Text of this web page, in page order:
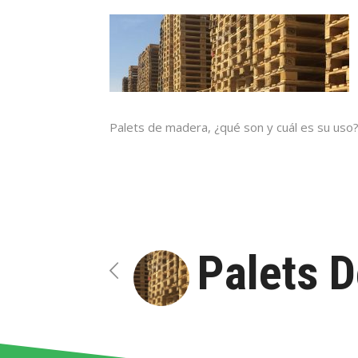
Palets de madera, ¿qué son y cuál es su uso?
Palets